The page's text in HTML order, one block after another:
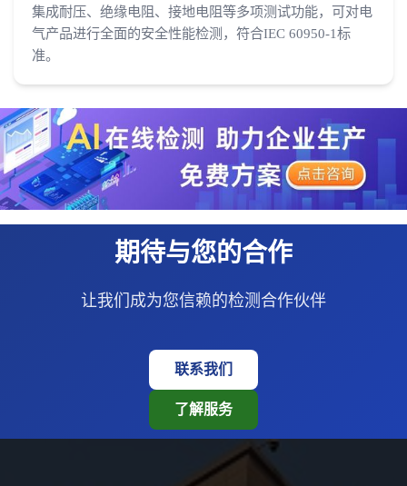
集成耐压、绝缘电阻、接地电阻等多项测试功能，可对电
气产品进行全面的安全性能检测，符合IEC 60950-1标
准。
期待与您的合作
让我们成为您信赖的检测合作伙伴
联系我们
了解服务